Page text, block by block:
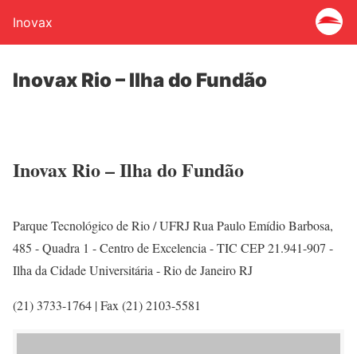
Inovax
Inovax Rio – Ilha do Fundão
Inovax Rio – Ilha do Fundão
Parque Tecnológico de Rio / UFRJ Rua Paulo Emídio Barbosa,
485 - Quadra 1 - Centro de Excelencia - TIC CEP 21.941-907 -
Ilha da Cidade Universitária - Rio de Janeiro RJ
(21) 3733-1764 | Fax (21) 2103-5581